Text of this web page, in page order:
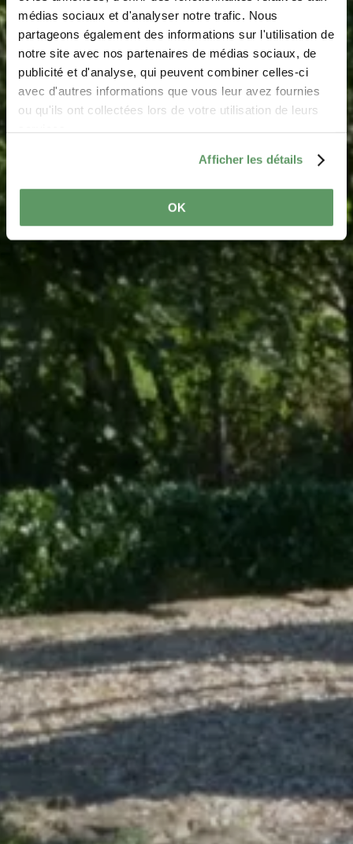
médias sociaux et d'analyser notre trafic. Nous
partageons également des informations sur l'utilisation de
notre site avec nos partenaires de médias sociaux, de
publicité et d'analyse, qui peuvent combiner celles-ci
avec d'autres informations que vous leur avez fournies
ou qu'ils ont collectées lors de votre utilisation de leurs
Afficher les détails
OK
Spielplatz - Déckheck
Wo? Déckheck, 6196 Eisenborn